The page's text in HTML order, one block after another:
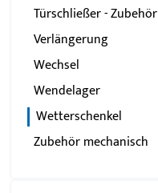
Türschließer - Zubehör
Verlängerung
Wechsel
Wendelager
Wetterschenkel
Zubehör mechanisch